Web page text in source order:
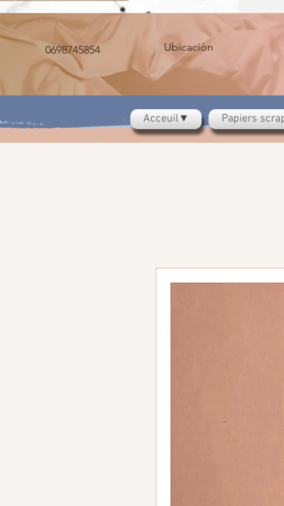
Acceuil▼ Papiers
0698745854 Ubicación